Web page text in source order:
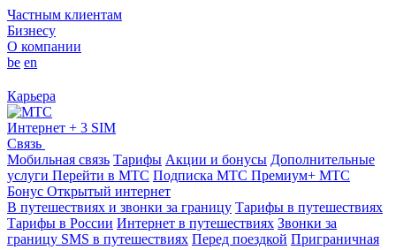
Частным клиентам
Бизнесу
О компании
be en
Карьера
Интернет + 3 SIM
Связь
Мобильная связь Тарифы Акции и бонусы Дополнительные
услуги Перейти в МТС Подписка МТС Премиум+ МТС
Бонус Открытый интернет
В путешествиях и звонки за границу Тарифы в путешествиях
Тарифы в России Интернет в путешествиях Звонки за
границу SMS в путешествиях Перед поездкой Приграничная